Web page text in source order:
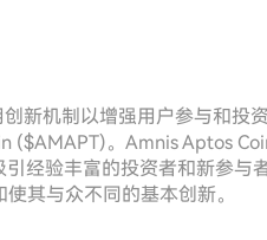
新机制以增强用户参与和投
($AMAPT)。Amnis Aptos
经验丰富的投资者和新参与
其与众不同的基本创新。